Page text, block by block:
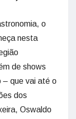
o
nesta
de shows
– que vai até o
dos
Oswaldo